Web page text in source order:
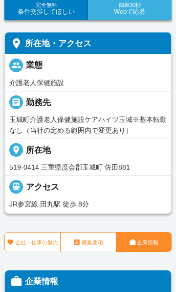
完全無料
条件交渉してほしい
簡単30秒
Webで応募
place 所在地・アクセス
people 業態
介護老人保健施設
_pin
勤務先
玉城町介護老人保健施設ケアハイツ玉城※基本転勤
なし（当社の定める範囲内で変更あり）
place 所在地
519-0414 三重県度会郡玉城町 佐田881
 アクセス
JR参宮線 田丸駅 徒歩 8分
 会社・仕事の魅力  募集要項 企業情報
 企業情報